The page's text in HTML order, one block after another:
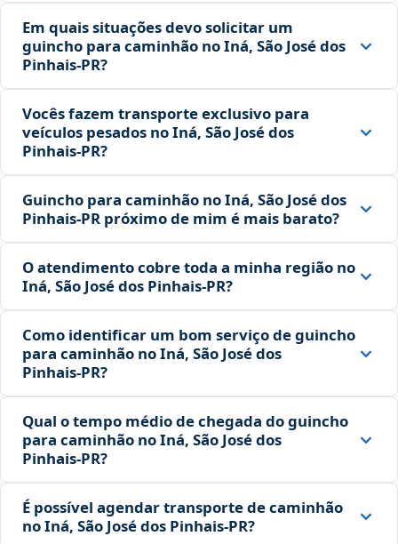
Em quais situações devo solicitar um
guincho para caminhão no Iná, São José dos
Pinhais‑PR?
Vocês fazem transporte exclusivo para
veículos pesados no Iná, São José dos
Pinhais‑PR?
Guincho para caminhão no Iná, São José dos
Pinhais‑PR próximo de mim é mais barato?
O atendimento cobre toda a minha região no
Iná, São José dos Pinhais‑PR?
Como identificar um bom serviço de guincho
para caminhão no Iná, São José dos
Pinhais‑PR?
Qual o tempo médio de chegada do guincho
para caminhão no Iná, São José dos
Pinhais‑PR?
É possível agendar transporte de caminhão
no Iná, São José dos Pinhais‑PR?